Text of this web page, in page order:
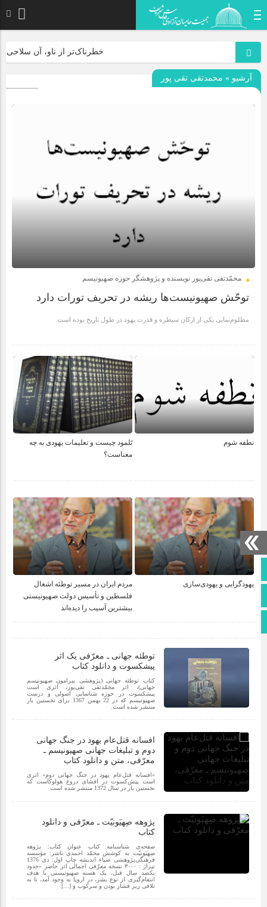
صفحه نخست
خطرناک‌تر از ناو، آن سلاحی
آرشیو » محمدتقی تقی پور
محمّدتقی تقی‌پور نویسنده و پژوهشگر حوزه صهیونیسم
توحّش صهیونیست‌ها ریشه در تحریف تورات دارد
مظلوم‌نمایی یکی از ارکان سیطره و قدرت یهود در طول تاریخ بوده است.
نطفه شوم
تَلمود چیست و تعلیمات یهودی به چه
معناست؟
یهودگرایی و یهودی‌سازی
مردم ایران در مسیر توطئه‌ اشغال
فلسطین و تأسیس دولت صهیونیستی
بیشترین آسیب را دیده‌اند
توطئه جهانی ـ معرّفی یک اثر
پیشکسوت و دانلود کتاب
کتاب توطئه جهانی (پژوهشی پیرامون صهیونیسم
جهانی)، اثر محمّدتقی تقی‌پور، اثری است
پیشکسوت در حوزه‌ شناسایی اصولی و درست
صهیونیسم که در 22 بهمن 1367 برای نخستین بار
منتشر شده است.
افسانه قتل‌عام یهود در جنگ جهانی
دوم و تبلیغات جهانی صهیونیسم ـ
معرّفی، متن و دانلود کتاب
«افسانه قتل‌عام یهود در جنگ جهانی دوم» اثری
است پیش‌کسوت در افشای دروغ هولوکاست که
نخستین بار در سال 1372 منتشر شده است
پژوهه صِهیَونیّت ـ معرّفی و دانلود
کتاب
صفحه‌‌ی شناسنامه کتاب عنوان کتاب: پژوهه
صِهیَونیّت به کوشش محمّد احمدی ناشر: مؤسسه
فرهنگی‌پژوهشی ضیاء اندیشه چاپ اول: دی 1376
تیراژ : ۳۰۰۰ نسخه معرّفی اجمالی اثر حاضر «حدود
یکصد سال قبل، یک هسته صهیونیستی با هدف
انتقام‏‌گیری از نوع بشر، در اروپا به وجود آمد، تا به
تلافی زیر فشار بودن و سرکوب و […]